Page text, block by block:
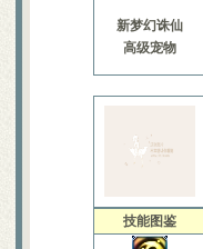
新梦幻诛仙
高级宠物
技能图鉴